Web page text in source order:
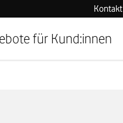
für Kund:innen
Kontakt